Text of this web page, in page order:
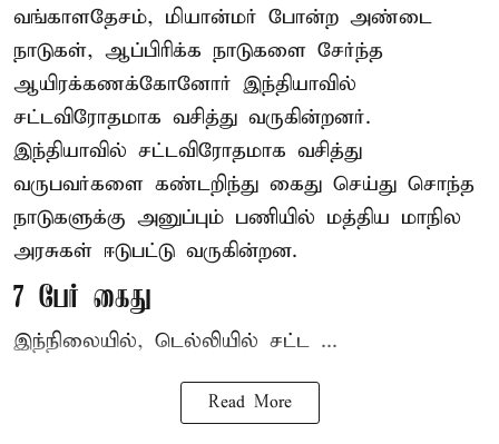
வங்காளதேசம், மியான்மர் போன்ற அண்டை
நாடுகள், ஆப்பிரிக்க நாடுகளை சேர்ந்த
ஆயிரக்கணக்கோனோர் இந்தியாவில்
சட்டவிரோதமாக வசித்து வருகின்றனர்.
இந்தியாவில் சட்டவிரோதமாக வசித்து
வருபவர்களை கண்டறிந்து கைது செய்து சொந்த
நாடுகளுக்கு அனுப்பும் பணியில் மத்திய மாநில
அரசுகள் ஈடுபட்டு வருகின்றன.
7 பேர் கைது
இந்நிலையில், டெல்லியில் சட்ட ...
Read More